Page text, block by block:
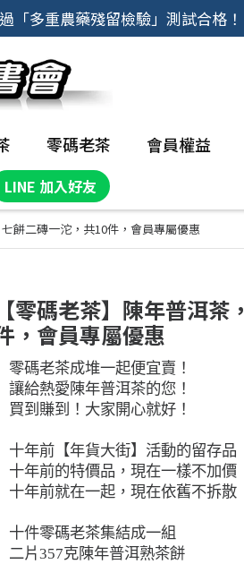
「多重農藥殘留檢驗」測試合格！
零碼老茶 會員權益
LINE 加入好友
餅二磚一沱，共10件，會員專屬優惠
【零碼老茶】陳年普洱
，會員專屬優惠
▎零碼老茶成堆一起便宜賣！
▎讓給熱愛陳年普洱茶的您！
▎買到賺到！大家開心就好！
▎十年前【年貨大街】活動的留存品
▎十年前的特價品，現在一樣不加價
▎十年前就在一起，現在依舊不拆散
▎十件零碼老茶集結成一組
▎二片357克陳年普洱熟茶餅